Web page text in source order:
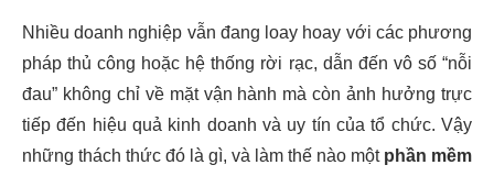
Nhiều doanh nghiệp vẫn đang loay hoay với các phương
pháp thủ công hoặc hệ thống rời rạc, dẫn đến vô số “nỗi
đau” không chỉ về mặt vận hành mà còn ảnh hưởng trực
tiếp đến hiệu quả kinh doanh và uy tín của tổ chức. Vậy
những thách thức đó là gì, và làm thế nào một phần mềm